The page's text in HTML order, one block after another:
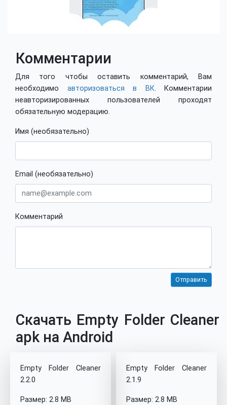
Комментарии
Для того чтобы оставить комментарий, Вам
необходимо авторизоваться в ВК. Комментарии
неавторизированных пользователей проходят
обязательную модерацию.
Имя (необязательно)
Email (необязательно)
Комментарий
Скачать Empty Folder Cleaner
apk на Android
Empty Folder Cleaner
2.2.0
Размер: 2.8 MB
Empty Folder Cleaner
2.1.9
Размер: 2.8 MB